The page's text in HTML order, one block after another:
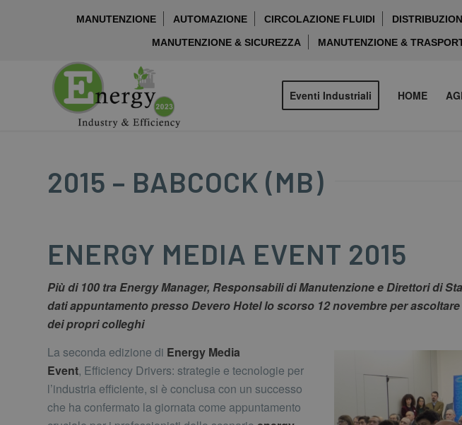
MANUTENZIONE AUTOMAZIONE CIRCOLAZIONE FLUIDI
MANUTENZIONE & SICUREZZA MANUTENZIONE &
Eventi Industriali HOME
2015 – BABCOCK (MB)
ENERGY MEDIA EVENT 2015
Più di 100 tra Energy Manager, Responsabili di Manutenzione e Direttori di
dati appuntamento presso Devero Hotel lo scorso 12 novembre per
dei propri colleghi
La seconda edizione di Energy Media
Event, Efficiency Drivers: strategie e tecnologie per
l’industria efficiente, si è conclusa con un successo
che ha confermato la giornata come appuntamento